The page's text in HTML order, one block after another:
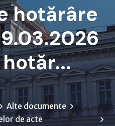
hotărâre
Alte documente
de acte